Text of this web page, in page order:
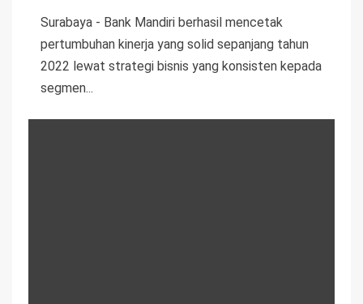
Surabaya - Bank Mandiri berhasil mencetak
pertumbuhan kinerja yang solid sepanjang tahun
2022 lewat strategi bisnis yang konsisten kepada
segmen...